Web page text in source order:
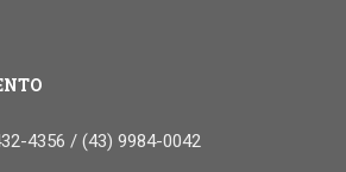
4356 / (43) 9984-0042